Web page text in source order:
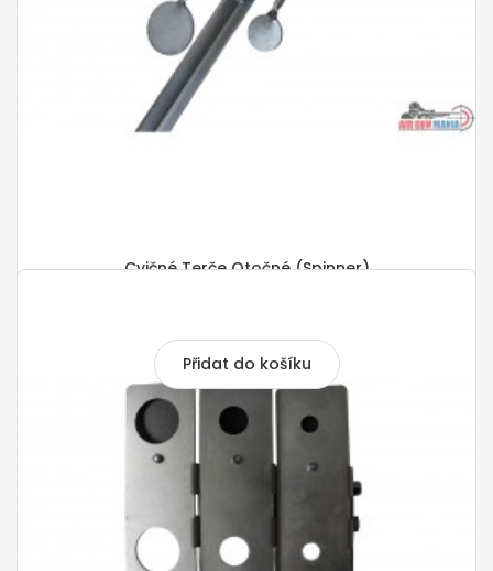
Cvičné Terče Otočné (spinner)
Přidat do košíku